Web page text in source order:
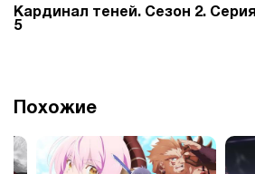
Кардинал теней. Сезон 2. Серия
5
Похожие